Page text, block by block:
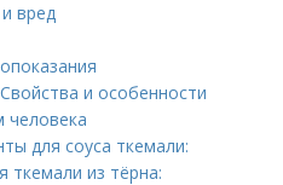
вред
и особенности
человека
для соуса ткемали:
ткемали из тёрна: